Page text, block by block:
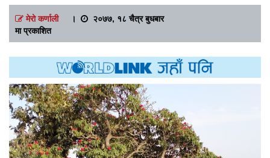
मेरो कर्णाली।
२०७७, १८ चैत्र बुधबार
मा प्रकाशित